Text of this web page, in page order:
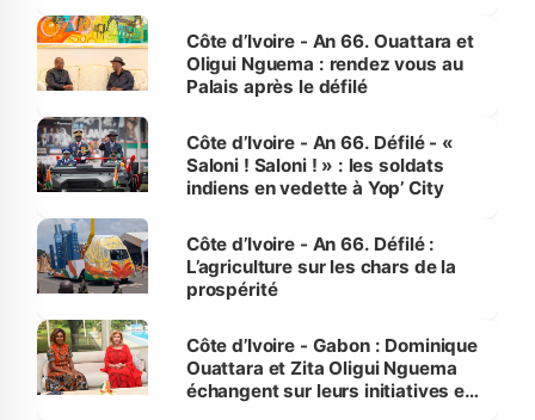
Côte d’Ivoire - An 66. Ouattara et
Oligui Nguema : rendez vous au
Palais après le défilé
Côte d’Ivoire - An 66. Défilé - «
Saloni ! Saloni ! » : les soldats
indiens en vedette à Yop’ City
Côte d’Ivoire - An 66. Défilé :
L’agriculture sur les chars de la
prospérité
Côte d’Ivoire - Gabon : Dominique
Ouattara et Zita Oligui Nguema
échangent sur leurs initiatives en